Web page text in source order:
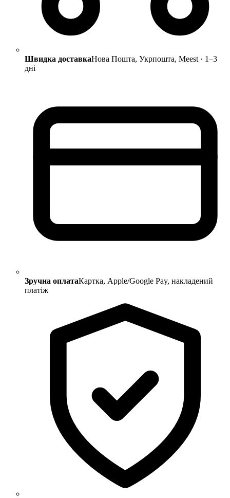
Швидка доставкаНова Пошта, Укрпошта, Meest · 1–3
дні
Зручна оплатаКартка, Apple/Google Pay, накладений
платіж